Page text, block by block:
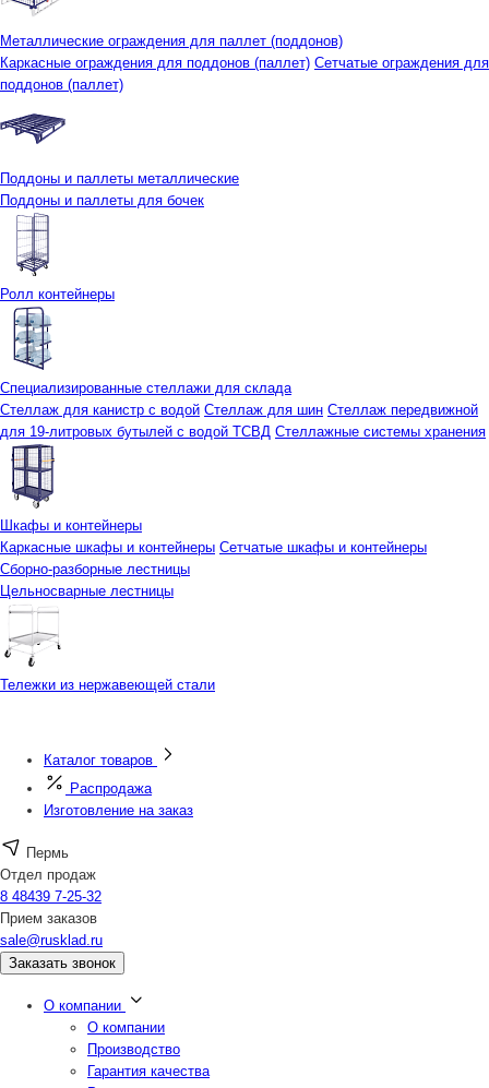
Металлические ограждения для паллет (поддонов)
Каркасные ограждения для поддонов (паллет) Сетчатые ограждения для
поддонов (паллет)
Поддоны и паллеты металлические
Поддоны и паллеты для бочек
Ролл контейнеры
Специализированные стеллажи для склада
Стеллаж для канистр с водой Стеллаж для шин Стеллаж передвижной
для 19-литровых бутылей с водой ТСВД Стеллажные системы хранения
Шкафы и контейнеры
Каркасные шкафы и контейнеры Сетчатые шкафы и контейнеры
Сборно-разборные лестницы
Цельносварные лестницы
Тележки из нержавеющей стали
Каталог товаров
Распродажа
Изготовление на заказ
Пермь
Отдел продаж
8 48439 7-25-32
Прием заказов
sale@rusklad.ru
Заказать звонок
О компании
О компании
Производство
Гарантия качества